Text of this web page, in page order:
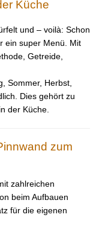
Küche
und – voilà: Schon
ein super Menü. Mit
Getreide,
Sommer, Herbst,
Dies gehört zu
der Küche.
zum
zahlreichen
beim Aufbauen
für die eigenen